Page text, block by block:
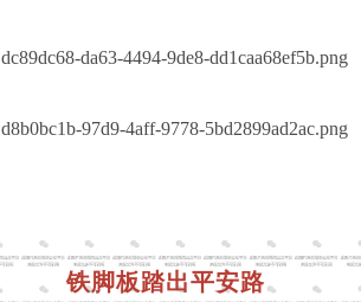
铁脚板踏出平安路